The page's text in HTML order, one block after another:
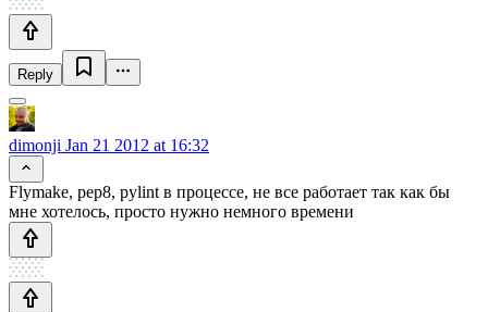
Reply
dimonji Jan 21 2012 at 16:32
Flymake, pep8, pylint в процессе, не все работает так как бы
мне хотелось, просто нужно немного времени